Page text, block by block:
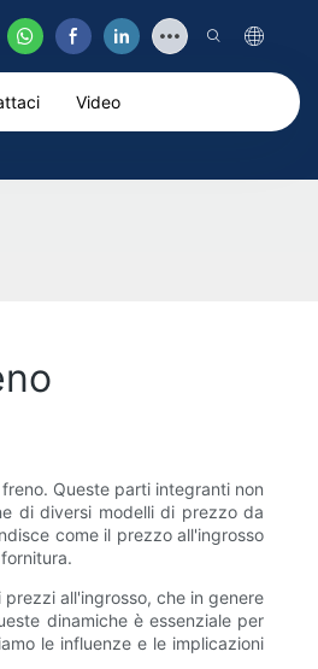
Video
Queste parti integranti non
di diversi modelli di prezzo da
come il prezzo all'ingrosso
all'ingrosso, che in genere
dinamiche è essenziale per
le influenze e le implicazioni